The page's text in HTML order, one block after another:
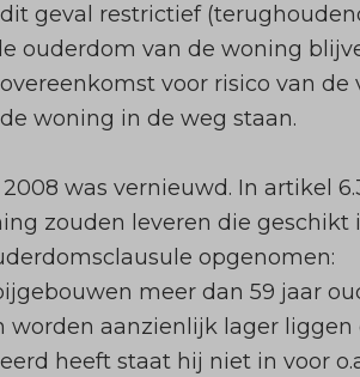
geval restrictief
ouderdom van de woning
voor risico van de
woning in de weg staan.
was vernieuwd. In artikel
zouden leveren die geschikt
opgenomen:
meer dan 59 jaar
aanzienlijk lager liggen
heeft staat hij niet in voor